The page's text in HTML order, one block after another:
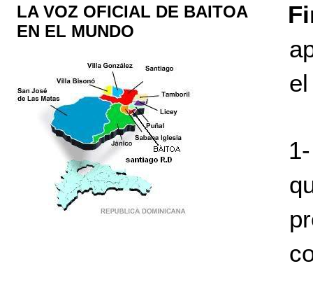
LA VOZ OFICIAL DE BAITOA
EN EL MUNDO